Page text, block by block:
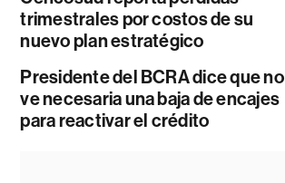
trimestrales por costos de su
nuevo plan estratégico
Presidente del BCRA dice que no
ve necesaria una baja de encajes
para reactivar el crédito